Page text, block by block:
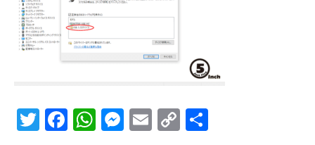
Twitter
Facebook
WhatsApp
Messenger
Email
Copy